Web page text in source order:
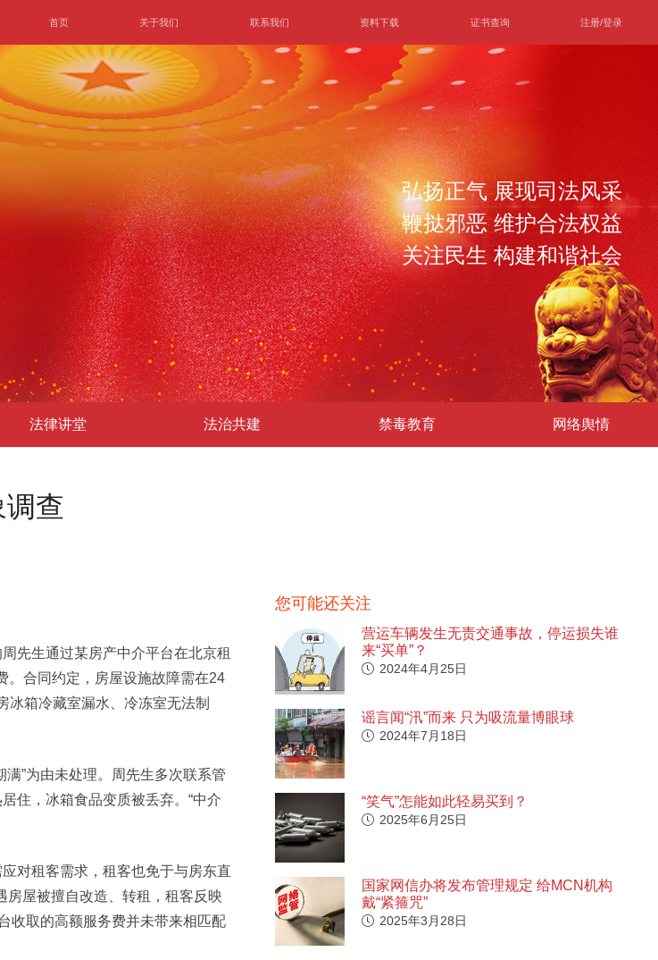
首页 关于我们 联系我们 资料下载 证书查询 注册/登录
弘扬正气 展现司法风采
鞭挞邪恶 维护合法权益
关注民生 构建和谐社会
法律讲堂 法治共建 禁毒教育 网络舆情
查
先生通过某房产中介平台在北京租
合同约定，房屋设施故障需在24
冰箱冷藏室漏水、冷冻室无法制
”为由未处理。周先生多次联系管
住，冰箱食品变质被丢弃。“中介
对租客需求，租客也免于与房东直
屋被擅自改造、转租，租客反映
收取的高额服务费并未带来相匹配
您可能还关注
营运车辆发生无责交通事故，停运损失谁
来“买单”？
2024年4月25日
谣言闻“汛”而来 只为吸流量博眼球
2024年7月18日
“笑气”怎能如此轻易买到？
2025年6月25日
国家网信办将发布管理规定 给MCN机构
戴“紧箍咒”
2025年3月28日